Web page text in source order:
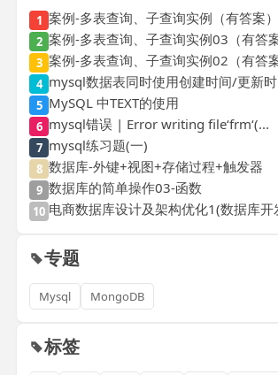
1 案例-多表查询、子查询实例（有答案）
2 案例-多表查询、子查询实例03（有答案
3 案例-多表查询、子查询实例02（有答案
4 mysql数据表同时使用创建时间/更新
5 MySQL 中TEXT的使用
6 mysql错误 | Error writing file‘frm‘(...
7 mysql练习题(一)
8 数据库-外键+视图+存储过程+触发器
9 数据库的简单操作03-函数
10 电商数据库设计及架构优化1(数据库开
专题
Mysql MongoDB
标签